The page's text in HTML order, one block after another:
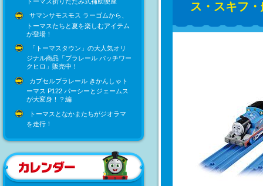
サマンサモスモス ラーゴムから、
トーマスたちと夏を楽しむアイテム
が登場！
「トーマスタウン」の大人気オリ
ジナル商品「プラレール パッチワー
クヒロ」販売中！
カプセルプラレール きかんしゃト
ーマス P122 パーシーとジェームス
が大変身！？編
トーマスとなかまたちがジオラマ
を走行！
ス・スキフ